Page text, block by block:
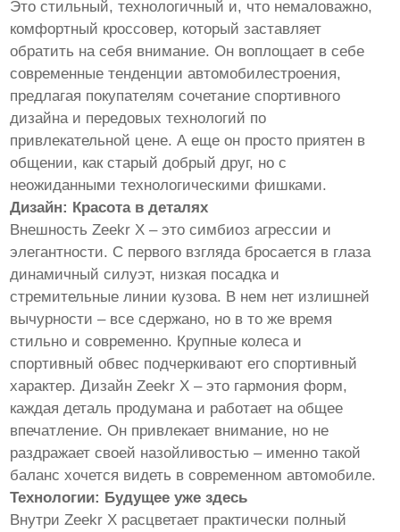
Это стильный, технологичный и, что немаловажно,
комфортный кроссовер, который заставляет
обратить на себя внимание. Он воплощает в себе
современные тенденции автомобилестроения,
предлагая покупателям сочетание спортивного
дизайна и передовых технологий по
привлекательной цене. А еще он просто приятен в
общении, как старый добрый друг, но с
неожиданными технологическими фишками.
Дизайн: Красота в деталях
Внешность Zeekr X – это симбиоз агрессии и
элегантности. С первого взгляда бросается в глаза
динамичный силуэт, низкая посадка и
стремительные линии кузова. В нем нет излишней
вычурности – все сдержано, но в то же время
стильно и современно. Крупные колеса и
спортивный обвес подчеркивают его спортивный
характер. Дизайн Zeekr X – это гармония форм,
каждая деталь продумана и работает на общее
впечатление. Он привлекает внимание, но не
раздражает своей назойливостью – именно такой
баланс хочется видеть в современном автомобиле.
Технологии: Будущее уже здесь
Внутри Zeekr X расцветает практически полный